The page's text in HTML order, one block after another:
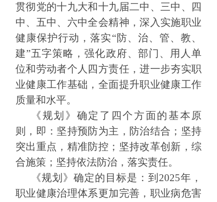
贯彻党的十九大和十九届二中、三中、四
中、五中、六中全会精神，深入实施职业
健康保护行动，落实“防、治、管、教、
建”五字策略，强化政府、部门、用人单
位和劳动者个人四方责任，进一步夯实职
业健康工作基础，全面提升职业健康工作
质量和水平。
《规划》确定了四个方面的基本原
则，即：坚持预防为主，防治结合；坚持
突出重点，精准防控；坚持改革创新，综
合施策；坚持依法防治，落实责任。
《规划》确定的目标是：到 2025年，
职业健康治理体系更加完善，职业病危害